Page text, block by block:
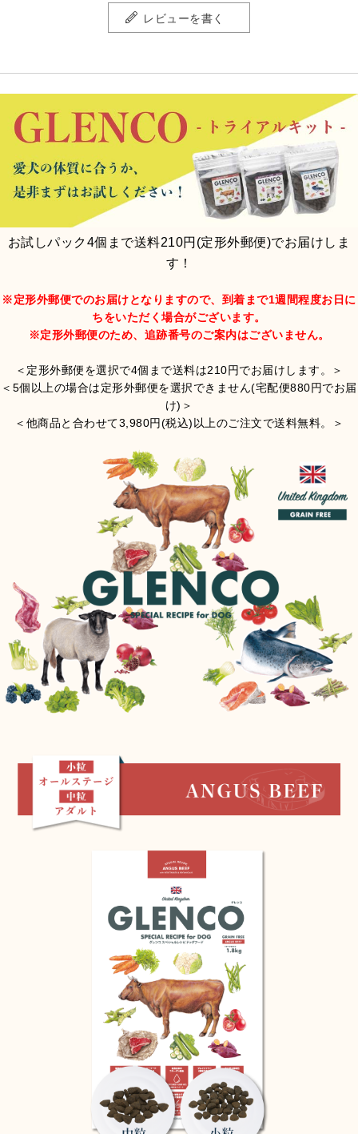
レビューを書く
お試しパック4個まで送料210円(定形外郵便)でお届けしま
す！
※定形外郵便でのお届けとなりますので、到着まで1週間程度お日に
ちをいただく場合がございます。
※定形外郵便のため、追跡番号のご案内はございません。
＜定形外郵便を選択で4個まで送料は210円でお届けします。＞
＜5個以上の場合は定形外郵便を選択できません(宅配便880円でお届
け)＞
＜他商品と合わせて3,980円(税込)以上のご注文で送料無料。＞